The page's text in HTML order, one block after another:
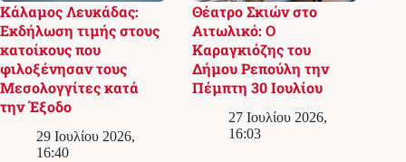
Κάλαμος Λευκάδας:
Εκδήλωση τιμής στους
κατοίκους που
φιλοξένησαν τους
Μεσολογγίτες κατά
την Έξοδο
29 Ιουλίου 2026,
16:40
Θέατρο Σκιών στο
Αιτωλικό: Ο
Καραγκιόζης του
Δήμου Ρεπούλη την
Πέμπτη 30 Ιουλίου
27 Ιουλίου 2026,
16:03